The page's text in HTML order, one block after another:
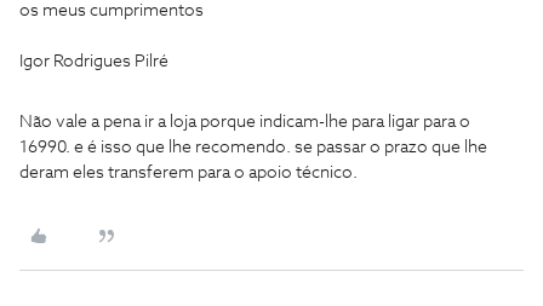
os meus cumprimentos
Igor Rodrigues Pilré
Não vale a pena ir a loja porque indicam-lhe para ligar para o
16990. e é isso que lhe recomendo. se passar o prazo que lhe
deram eles transferem para o apoio técnico.